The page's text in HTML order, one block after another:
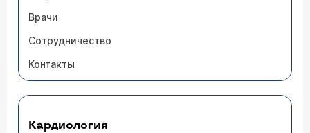
Врачи
Сотрудничество
Контакты
Кардиология